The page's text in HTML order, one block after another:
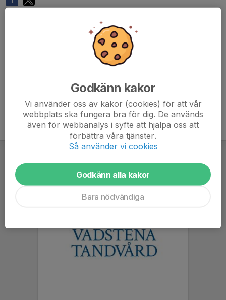
Godkänn kakor
Vi använder oss av kakor (cookies) för att vår
webbplats ska fungera bra för dig. De används
även för webbanalys i syfte att hjälpa oss att
förbättra våra tjänster.
Så använder vi cookies
Godkänn alla kakor
Bara nödvändiga